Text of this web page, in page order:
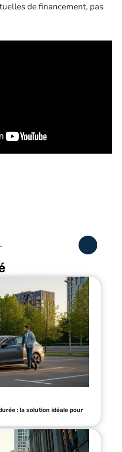
de financement, pas
: la solution idéale pour